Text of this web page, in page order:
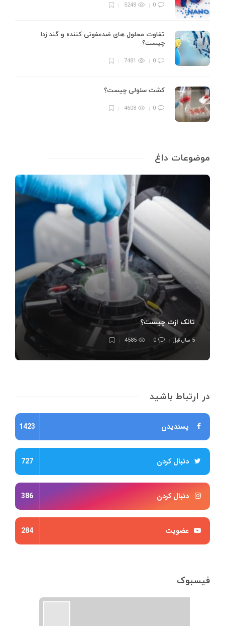
0
5248
تفاوت محلول های ضدعفونی کننده و گند زدا
چیست؟
0
7481
کشت سلولی چیست؟
0
4608
موضوعات داغ
تانک ازت چیست؟
5 سال قبل 0
4585
در ارتباط باشید
پسندیدن 1423
دنبال کردن 727
دنبال کردن 386
عضویت 284
فیسبوک